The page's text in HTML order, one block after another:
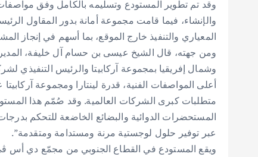
وقد تم تطوير المستودع وتسليمه بالكامل وفق
والإنشاء، فيما قامت مجموعة أمانة بدور المقاول
المعياري والتنفيذ خارج الموقع، بما أسهم في إنجاز
ومن جهته، قال الشيخ عيسى بن حسام آل خليفة،
وشمال إفريقيا بمجموعة آركابيتا والرئيس التنفيذي
أعلى المواصفات الفنية، قدرة لينتارا ومجموعة
متطلبات كبرى الشركات العالمية. وقد صُمّم هذا
المستحضرات الدوائية والبضائع الخاضعة للتحكم
عبر توفير حلول لوجستية مرنة ومستدامة ومتقدمة”.